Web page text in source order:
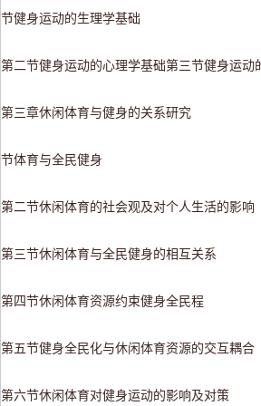
节健身运动的生理学基础
第二节健身运动的心理学基础第三节健身运动
第三章休闲体育与健身的关系研究
节体育与全民健身
第二节休闲体育的社会观及对个人生活的影响
第三节休闲体育与全民健身的相互关系
第四节休闲体育资源约束健身全民程
第五节健身全民化与休闲体育资源的交互耦合
第六节休闲体育对健身运动的影响及对策